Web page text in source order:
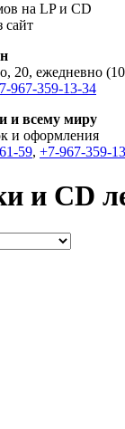
на LP и CD
сайт
20, ежедневно
967-359-13-34
и всему миру
и оформления
59, +7-967-359-
и CD